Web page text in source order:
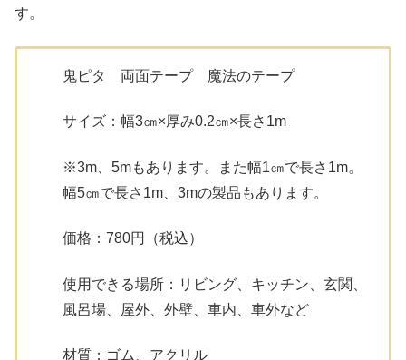
す。
鬼ピタ 両面テープ 魔法のテープ
サイズ：幅3㎝×厚み0.2㎝×長さ1m
※3m、5mもあります。また幅1㎝で長さ1m。
幅5㎝で長さ1m、3mの製品もあります。
価格：780円（税込）
使用できる場所：リビング、キッチン、玄関、
風呂場、屋外、外壁、車内、車外など
材質：ゴム、アクリル